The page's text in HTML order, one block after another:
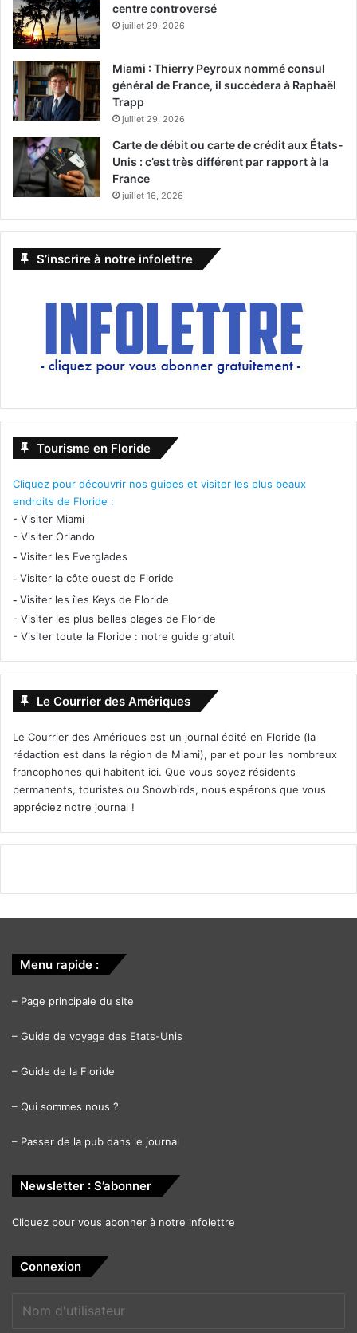
centre controversé
juillet 29, 2026
Miami : Thierry Peyroux nommé consul
général de France, il succèdera à Raphaël
Trapp
juillet 29, 2026
Carte de débit ou carte de crédit aux États-
Unis : c’est très différent par rapport à la
France
juillet 16, 2026
S’inscrire à notre infolettre
Tourisme en Floride
Cliquez pour découvrir nos guides et visiter les plus beaux
endroits de Floride :
- Visiter Miami
- Visiter Orlando
- Visiter les Everglades
- Visiter la côte ouest de Floride
- Visiter les îles Keys de Floride
- Visiter les plus belles plages de Floride
- Visiter toute la Floride : notre guide gratuit
Le Courrier des Amériques
Le Courrier des Amériques est un journal édité en Floride (la
rédaction est dans la région de Miami), par et pour les nombreux
francophones qui habitent ici. Que vous soyez résidents
permanents, touristes ou Snowbirds, nous espérons que vous
appréciez notre journal !
Menu rapide :
– Page principale du site
– Guide de voyage des Etats-Unis
– Guide de la Floride
– Qui sommes nous ?
– Passer de la pub dans le journal
Newsletter : S’abonner
Cliquez pour vous abonner à notre infolettre
Connexion